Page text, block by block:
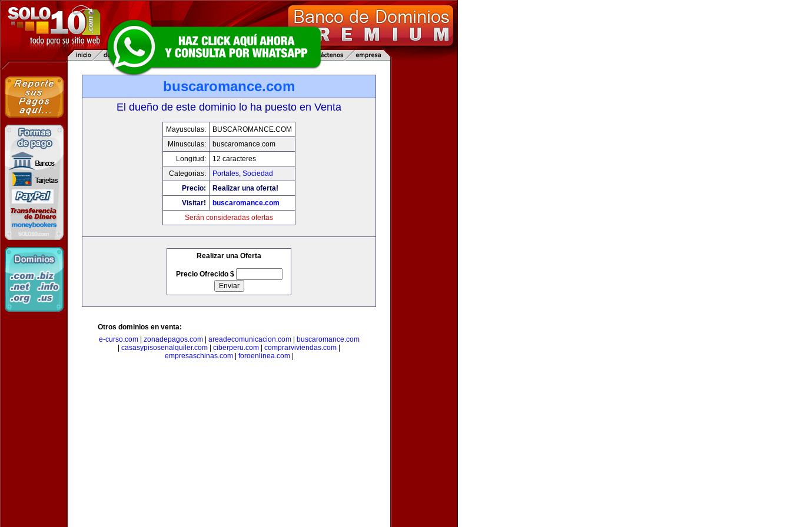
buscaromance.com
El dueño de este dominio lo ha puesto en Venta
Mayusculas:
BUSCAROMANCE.COM
Minusculas:
buscaromance.com
Longitud:
12 caracteres
Categorias:
Portales, Sociedad
Precio:
Realizar una oferta!
Visitar!
buscaromance.com
Serán consideradas ofertas
Realizar una Oferta
Precio Ofrecido $
Otros dominios en venta:
e-curso.com| zonadepagos.com| areadecomunicacion.com|
buscaromance.com
casasypisosenalquiler.com ciberperu.com comprarviviendas.com
empresaschinas.com| foroenlinea.com|